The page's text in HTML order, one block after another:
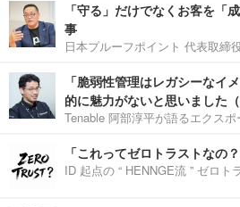
「守る」だけでなくお客を「
事
日本プルーフポイント 代表取締
「脆弱性管理はレガシーなイ
的に魅力がないと思いました（
Tenable 阿部淳平が語るエクス
「これってゼロトラストなの
ID 起点の “ HENNGE流 ” ゼロト